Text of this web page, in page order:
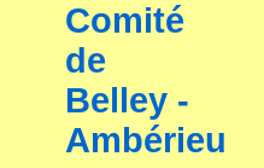
Comité
de
Belley -
Ambérieu